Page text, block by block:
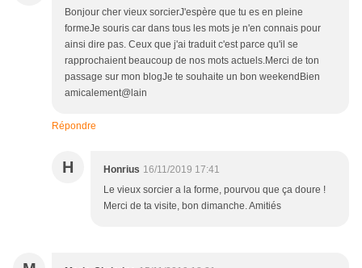
Bonjour cher vieux sorcierJ'espère que tu es en pleine
formeJe souris car dans tous les mots je n'en connais pour
ainsi dire pas. Ceux que j'ai traduit c'est parce qu'il se
rapprochaient beaucoup de nos mots actuels.Merci de ton
passage sur mon blogJe te souhaite un bon weekendBien
amicalement@lain
Répondre
H Honrius 16/11/2019 17:41
Le vieux sorcier a la forme, pourvou que ça doure !
Merci de ta visite, bon dimanche. Amitiés